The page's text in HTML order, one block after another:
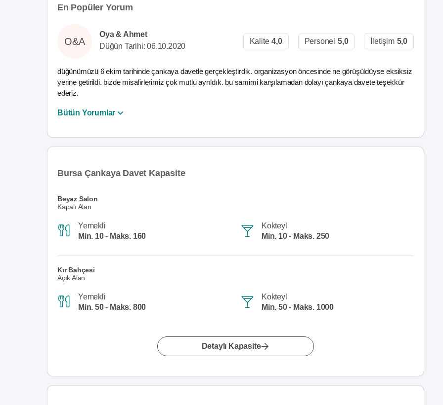
En Popüler Yorum
O&A
Oya & Ahmet
Düğün Tarihi: 06.10.2020
Kalite 4,0 Personel 5,0 İletişim 5,0
düğünümüzü 6 ekim tarihinde çankaya davetle gerçekleştirdik. organizasyon öncesinde ne görüşüldüyse eksiksiz
yerine getirildi. bizde misafirlerimiz çok mutlu ayrıldık. bu samimi karşılamadan dolayı çankaya davete teşekkür
ederiz.
Bütün Yorumlar
Bursa Çankaya Davet Kapasite
Beyaz Salon
Kapalı Alan
Yemekli
Min. 10 - Maks. 160
Kokteyl
Min. 10 - Maks. 250
Kır Bahçesi
Açık Alan
Yemekli
Min. 50 - Maks. 800
Kokteyl
Min. 50 - Maks. 1000
Detaylı Kapasite